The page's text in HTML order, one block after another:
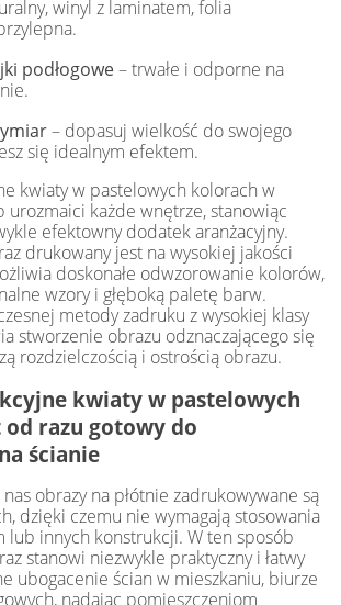
winyl z laminatem, folia
podłogowe– trwałe i odporne na
– dopasuj wielkość do swojego
się idealnym efektem.
kwiaty w pastelowych kolorach w
urozmaici każde wnętrze, stanowiąc
efektowny dodatek aranżacyjny.
drukowany jest na wysokiej jakości
doskonałe odwzorowanie kolorów,
wzory i głęboką paletę barw.
metody zadruku z wysokiej klasy
stworzenie obrazu odznaczającego się
rozdzielczością i ostrością obrazu.
kwiaty w pastelowych
razu gotowy do
ścianie
obrazy na płótnie zadrukowywane są
dzięki czemu nie wymagają stosowania
lub innych konstrukcji. W ten sposób
stanowi niezwykle praktyczny i łatwy
ubogacenie ścian w mieszkaniu, biurze
nadając pomieszczeniom